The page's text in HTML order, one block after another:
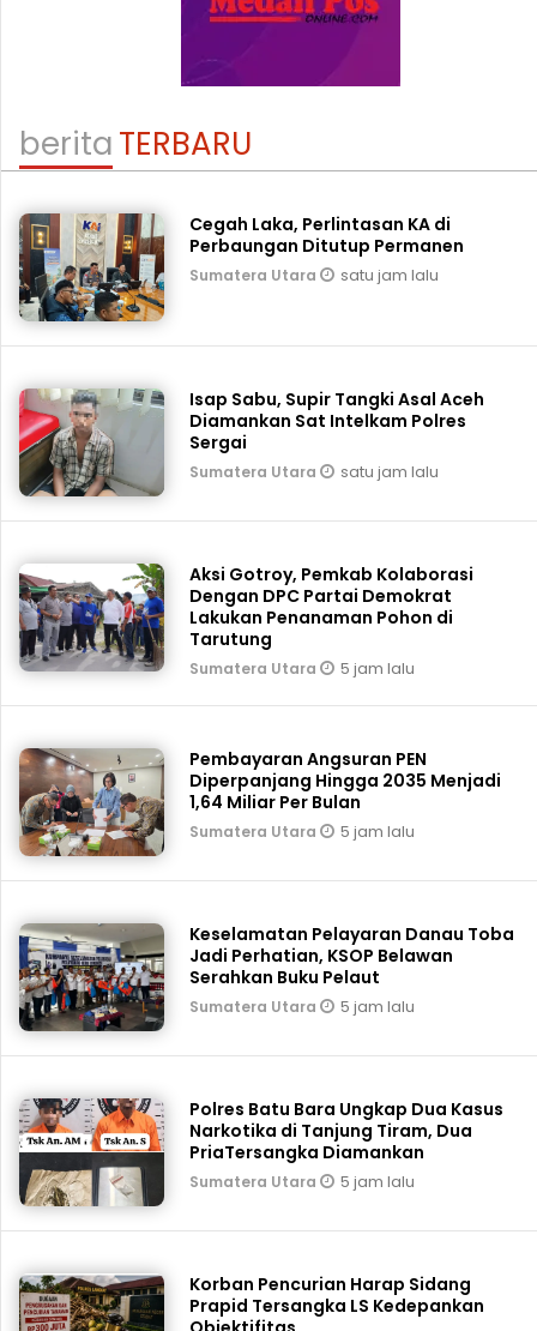
beritaTERBARU
Cegah Laka, Perlintasan KA di
Perbaungan Ditutup Permanen
Sumatera Utara satu jam lalu
Isap Sabu, Supir Tangki Asal Aceh
Diamankan Sat Intelkam Polres
Sergai
Sumatera Utara satu jam lalu
Aksi Gotroy, Pemkab ‎Kolaborasi
Dengan DPC Partai Demokrat
Lakukan Penanaman Pohon di
Tarutung
Sumatera Utara 5 jam lalu
Pembayaran Angsuran PEN
Diperpanjang Hingga 2035 Menjadi
1,64 Miliar Per Bulan
Sumatera Utara 5 jam lalu
Keselamatan Pelayaran Danau Toba
Jadi Perhatian, KSOP Belawan
Serahkan Buku Pelaut
Sumatera Utara 5 jam lalu
Polres Batu Bara Ungkap Dua Kasus
Narkotika di Tanjung Tiram, Dua
PriaTersangka Diamankan
Sumatera Utara 5 jam lalu
Korban Pencurian Harap Sidang
Prapid Tersangka LS Kedepankan